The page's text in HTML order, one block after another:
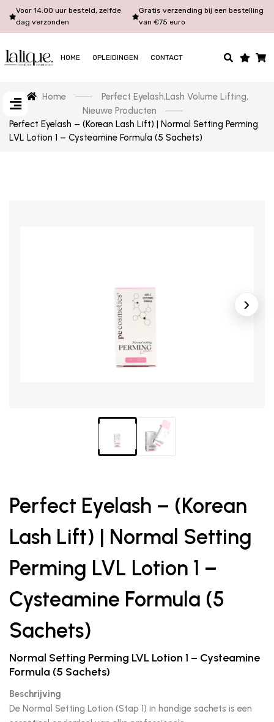
Voor 14:00 uur besteld, zelfde
dag verzonden
Gratis verzending bij een bestelling
van €75 euro
HOME OPLEIDINGEN CONTACT
Home Perfect Eyelash,Lash Volume Lifting,
Nieuwe Producten
Perfect Eyelash – (Korean Lash Lift) | Normal Setting Perming
LVL Lotion 1 – Cysteamine Formula (5 Sachets)
Perfect Eyelash – (Korean
Lash Lift) | Normal Setting
Perming LVL Lotion 1 –
Cysteamine Formula (5
Sachets)
Normal Setting Perming LVL Lotion 1 – Cysteamine
Formula (5 Sachets)
Beschrijving
De Normal Setting Lotion (Stap 1) in handige sachets is een